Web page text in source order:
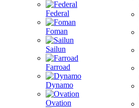
Federal
Foman
Sailun
Farroad
Dynamo
Ovation